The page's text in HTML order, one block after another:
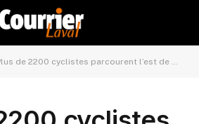
de 2200 cyclistes parcourent l’est de Laval